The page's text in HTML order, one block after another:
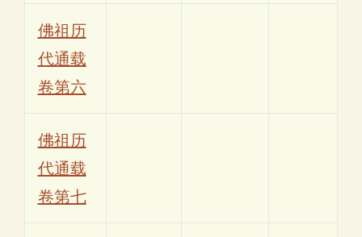
佛祖历
代通载
卷第六
佛祖历
代通载
卷第七